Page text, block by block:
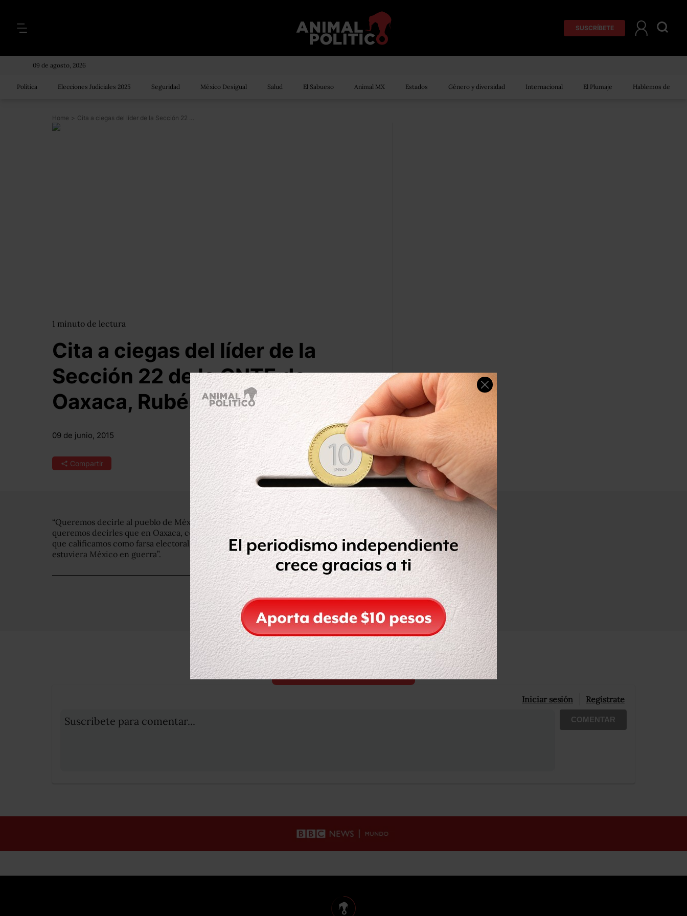
SUSCRÍBETE
09 de agosto, 2026
Política Elecciones Judiciales 2025 Seguridad México Desigual Salud El Sabueso Animal MX Estados Género y diversidad Internacional El Plumaje Hablemos de
Home > Cita a ciegas del líder de la Sección 22 de la CNTE de Oaxaca, Rubén Núñez
1 minuto de lectura
Cita a ciegas del líder de la
Sección 22 de la CNTE de
Oaxaca, Rubén Núñez
09 de junio, 2015 Por: mzepeda
Compartir Leer después
“Queremos decirle al pueblo de México que la CNTE es hoy más vigente que nunca,
queremos decirles que en Oaxaca, como en varios estados, en el proceso electoral
que calificamos como farsa electoral, se dio bajo principios de militarización como si
estuviera México en guerra”.
OCULTAR COMENTARIOS
Iniciar sesión Registrate
Suscribete para comentar... COMENTAR